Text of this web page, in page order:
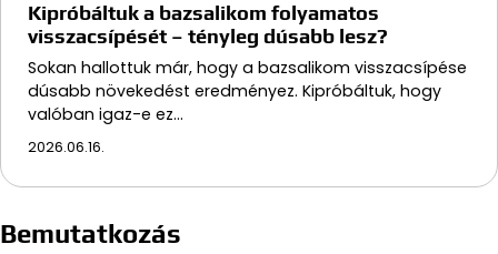
Kipróbáltuk a bazsalikom folyamatos
visszacsípését – tényleg dúsabb lesz?
Sokan hallottuk már, hogy a bazsalikom visszacsípése
dúsabb növekedést eredményez. Kipróbáltuk, hogy
valóban igaz-e ez…
2026.06.16.
Bemutatkozás